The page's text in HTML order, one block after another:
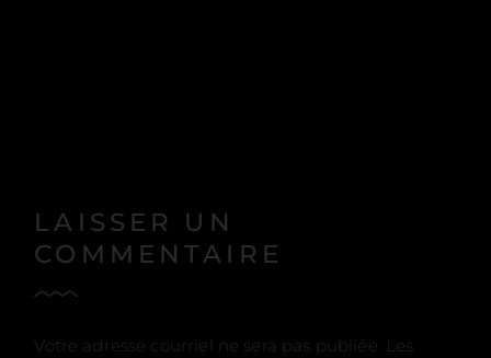
LAISSER UN
COMMENTAIRE
Votre adresse courriel ne sera pas publiée. Les